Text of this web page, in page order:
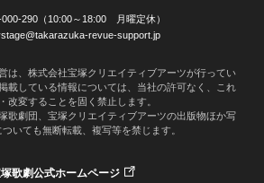
000-290（10:00～18:00 月曜定休）
revue-support.jp
は、株式会社宝塚クリエイティブアーツが行ってい
載している情報については、当社の許可なく、これ
改変することを固く禁止します。
歌劇団、宝塚クリエイティブアーツの出版物ほか写
いても無断転載、複写等を禁じます。
歌劇公式ホームページ